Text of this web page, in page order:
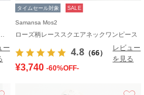
ー
タイムセール対象 SALE
Samansa Mos2
ローズ柄レーススクエアネックワンピース
4.8 （66）
レビュー
を見る
¥3,740 -60%OFF-